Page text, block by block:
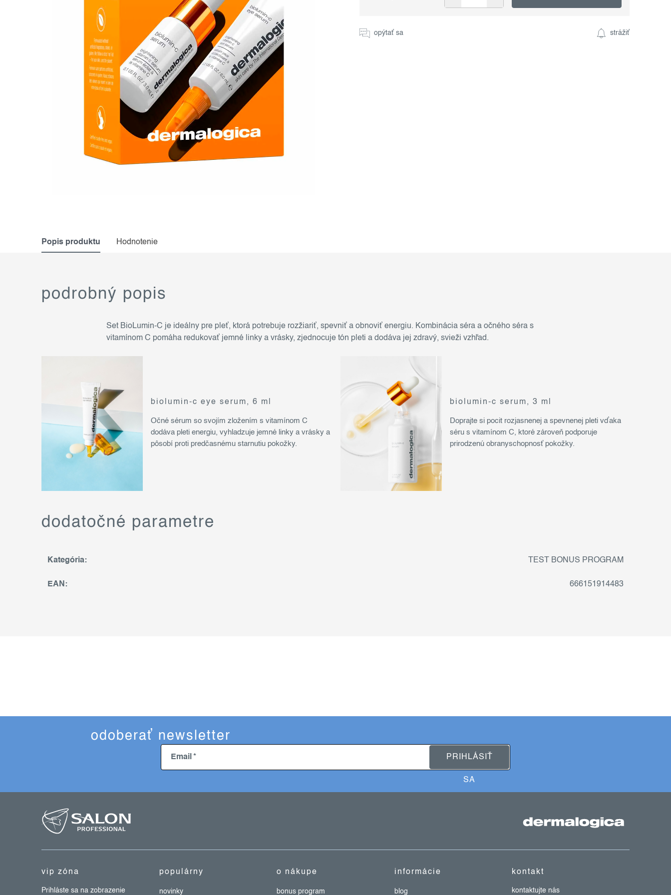
opýtať sa strážiť
Popis produktu Hodnotenie
podrobný popis
Set BioLumin-C je ideálny pre pleť, ktorá potrebuje rozžiariť, spevniť a obnoviť energiu. Kombinácia séra a očného séra s
vitamínom C pomáha redukovať jemné linky a vrásky, zjednocuje tón pleti a dodáva jej zdravý, svieži vzhľad.
biolumin-c eye serum, 6 ml
Očné sérum so svojím zložením s vitamínom C
dodáva pleti energiu, vyhladzuje jemné linky a vrásky a
pôsobí proti predčasnému starnutiu pokožky.
biolumin-c serum, 3 ml
Doprajte si pocit rozjasnenej a spevnenej pleti vďaka
séru s vitamínom C, ktoré zároveň podporuje
prirodzenú obranyschopnosť pokožky.
dodatočné parametre
Kategória: TEST BONUS PROGRAM
EAN : 666151914483
odoberať newsletter
Email PRIHLÁSIŤ
SA
vip zóna
Prihláste sa na zobrazenie
populárny
novinky
o nákupe
bonus program
informácie
blog
kontakt
kontaktujte nás